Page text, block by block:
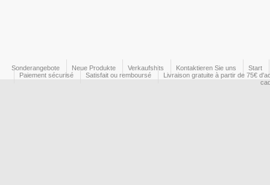
Sonderangebote Neue Produkte Verkaufshits Kontaktieren Sie uns
Start
Paiement sécurisé
Satisfait ou remboursé
Livraison gratuite à partir de 75€